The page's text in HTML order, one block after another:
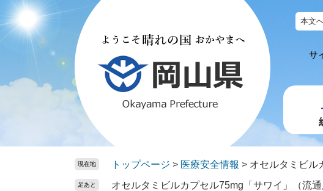
ー
ジ
ニ
ュ
本文
サ
現在地 トップページ > 医療安全情報 > オセルタミビル
足あと オセルタミビルカプセル75mg「サワイ」（流